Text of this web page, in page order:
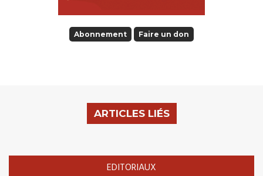
Abonnement Faire un don
ARTICLES LIÉS
EDITORIAUX